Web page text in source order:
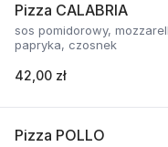
Pizza CALABRIA
sos pomidorowy,
papryka, czosnek
42,00 zł
Pizza POLLO